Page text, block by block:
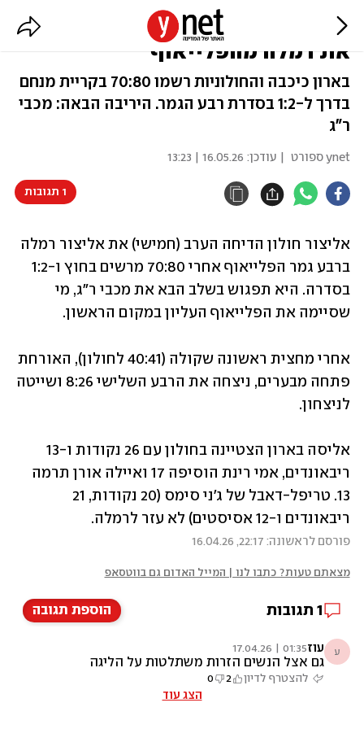
כדורסל נשים: אליצור חולון הדיחה
את רמלה מהפלייאוף
בארון כיכבה והחולוניות רשמו 70:80 בקריית מנחם
בדרך ל-1:2 בסדרת רבע הגמר. היריבה הבאה: מכבי
ר"ג
ynet ספורט | עודכן: 16.05.26 | 13:23
1 תגובות
שסיימה את הפלייאוף העליון במקום הראשון.
לניצחון.
ריבאונדים ו-12 אסיסטים) לא עזר לרמלה.
פורסם לראשונה: 22:17, 16.04.26
מצאתם טעות? כתבו לנו | המייל האדום גם בווטסאפ
הוספת תגובה 1 תגובות
ע עוז01:35 | 17.04.26
גם אצל הנשים הזרות משתלטות על הליגה
להצטרף לדיון 2
0
הצג עוד